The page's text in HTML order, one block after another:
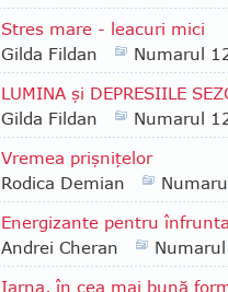
Stres mare - leacuri mici
Gilda Fildan
Numarul
LUMINA şi DEPRESIILE
Gilda Fildan
Numarul
Vremea prişniţelor
Rodica Demian
Energizante pentru
Andrei Cheran
Iarna, în cea mai bună